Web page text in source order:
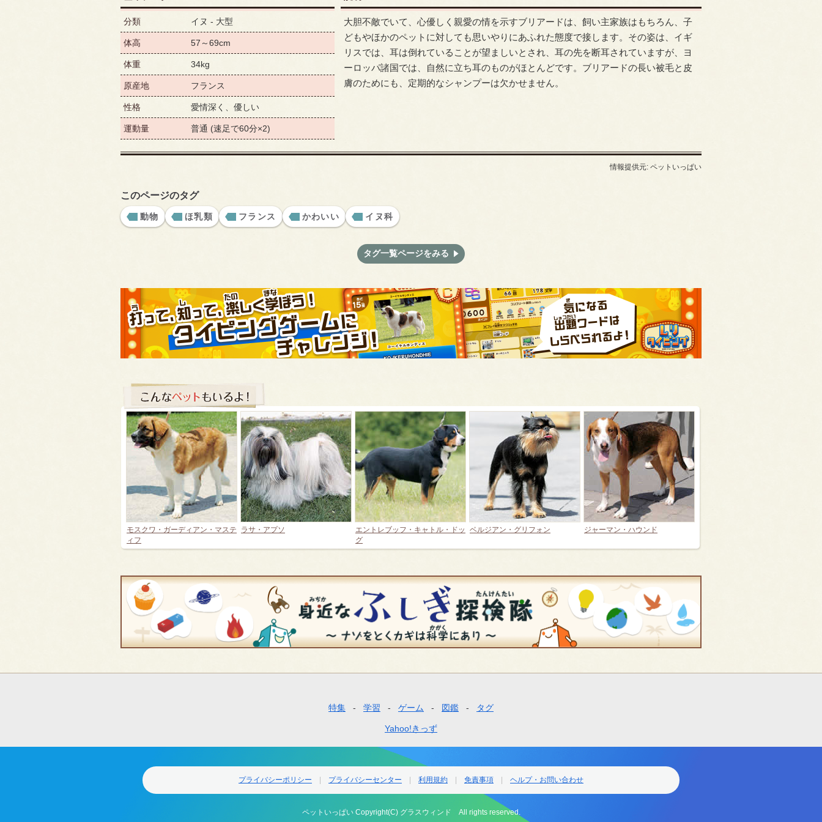
分類 イヌ - 大型
体高 57～69cm
体重 34kg
原産地 フランス
性格 愛情深く、優しい
運動量 普通 (速足で60分×2)
大胆不敵でいて、心優しく親愛の情を示すブリアードは、飼い主家族はもちろん、子
どもやほかのペットに対しても思いやりにあふれた態度で接します。その姿は、イギ
リスでは、耳は倒れていることが望ましいとされ、耳の先を断耳されていますが、ヨ
ーロッパ諸国では、自然に立ち耳のものがほとんどです。ブリアードの長い被毛と皮
膚のためにも、定期的なシャンプーは欠かせません。
情報提供元: ペットいっぱい
このページのタグ
動物 ほ乳類 フランス かわいい イヌ科
タグ一覧ページをみる
モスクワ・ガーディアン・マステ
ィフ
ラサ・アプソ
エントレブッフ・キャトル・ドッ
グ
ベルジアン・グリフォン ジャーマン・ハウンド
特集 学習 ゲーム 図鑑 タグ
Yahoo!きっず
プライバシーポリシー プライバシーセンター 利用規約 免責事項 ヘルプ・お問い合わせ
ペットいっぱい Copyright(C) グラスウィンド All rights reserved.